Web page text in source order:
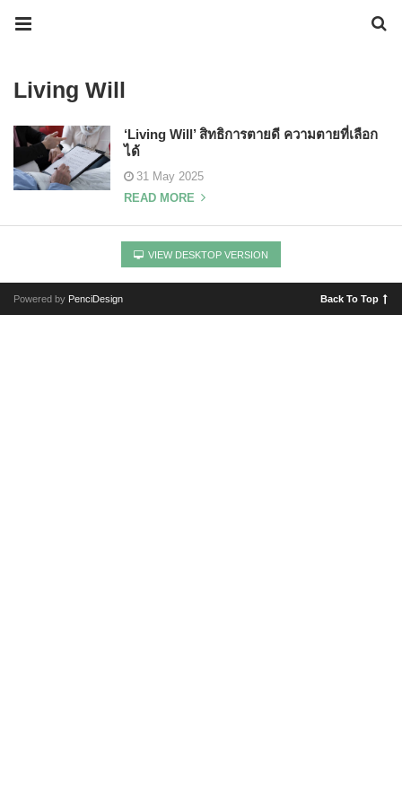
Living Will
‘Living Will’ สิทธิการตายดี ความตายที่เลือก
ได้
31 May 2025
READ MORE
VIEW DESKTOP VERSION
Powered by PenciDesign Back To Top